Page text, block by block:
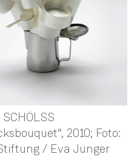
2010; Foto:
/ Eva Jünger